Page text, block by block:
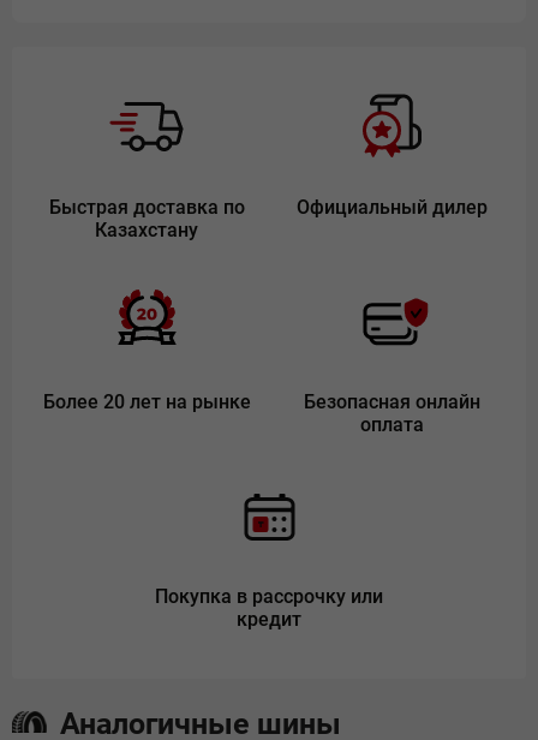
Быстрая доставка по
Казахстану
Официальный дилер
Более 20 лет на рынке
Безопасная онлайн
оплата
Покупка в рассрочку или
кредит
Аналогичные шины